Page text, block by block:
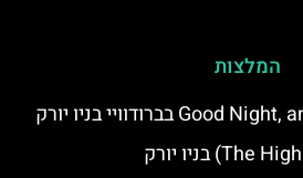
המלצות